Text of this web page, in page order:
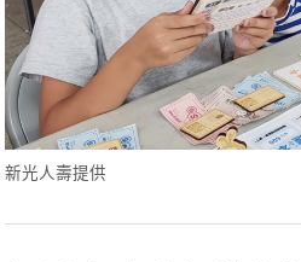
新光人壽提供